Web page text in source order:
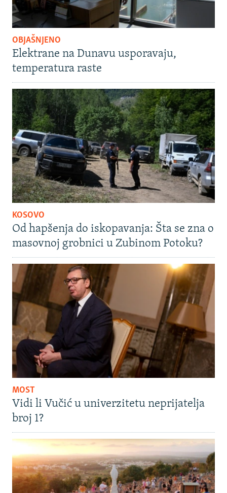
OBJAŠNJENO
Elektrane na Dunavu usporavaju,
temperatura raste
KOSOVO
Od hapšenja do iskopavanja: Šta se zna o
masovnoj grobnici u Zubinom Potoku?
MOST
Vidi li Vučić u univerzitetu neprijatelja
broj 1?